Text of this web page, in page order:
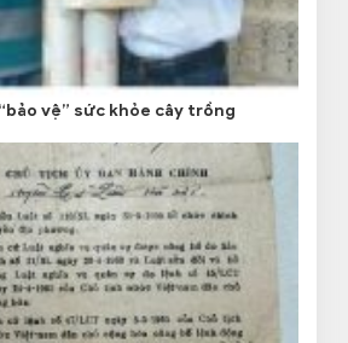
vệ” sức khỏe cây trồng